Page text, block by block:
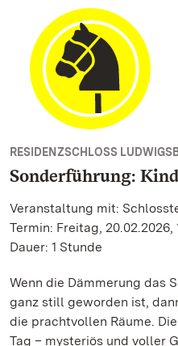
RESIDENZSCHLOSS
Sonderführung:
Veranstaltung mit:
Termin: Freitag, 20.02.2026,
Dauer: 1 Stunde
Wenn die Dämmerung das
ganz still geworden ist,
die prachtvollen Räume.
Tag – mysteriös und voller